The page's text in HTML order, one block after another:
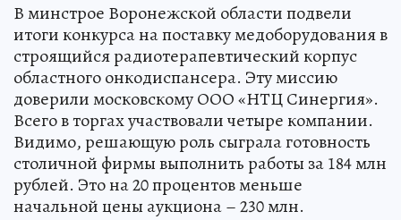
В минстрое Воронежской области подвели
итоги конкурса на поставку медоборудования в
строящийся радиотерапевтический корпус
областного онкодиспансера. Эту миссию
доверили московскому ООО «НТЦ Синергия».
Всего в торгах участвовали четыре компании.
Видимо, решающую роль сыграла готовность
столичной фирмы выполнить работы за 184 млн
рублей. Это на 20 процентов меньше
начальной цены аукциона – 230 млн.